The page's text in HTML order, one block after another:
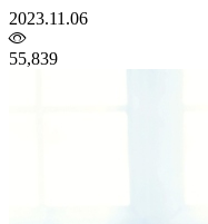
2023.11.06
55,839